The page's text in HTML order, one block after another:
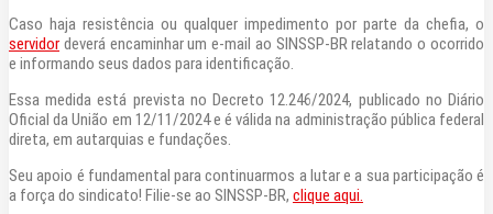
Caso haja resistência ou qualquer impedimento por parte da chefia, o
servidor deverá encaminhar um e-mail ao SINSSP-BR relatando o ocorrido
e informando seus dados para identificação.
Essa medida está prevista no Decreto 12.246/2024, publicado no Diário
Oficial da União em 12/11/2024 e é válida na administração pública federal
direta, em autarquias e fundações.
Seu apoio é fundamental para continuarmos a lutar e a sua participação é
a força do sindicato! Filie-se ao SINSSP-BR, clique aqui.